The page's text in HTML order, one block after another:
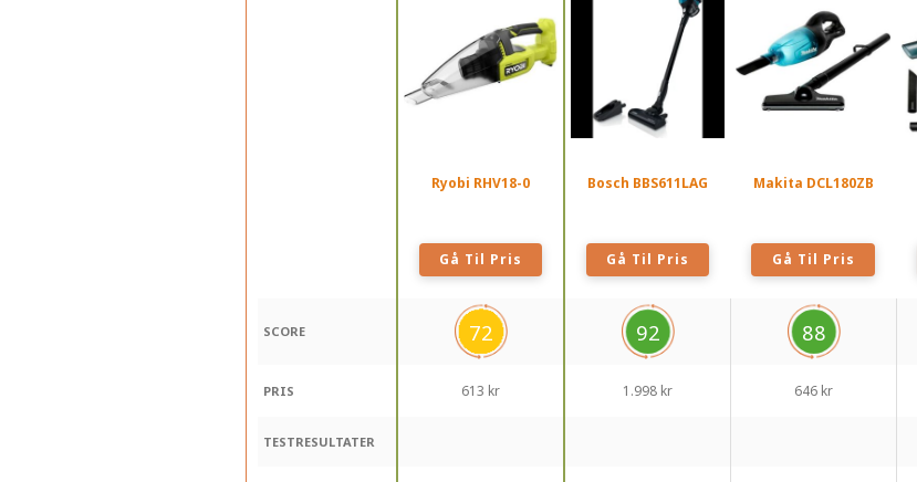
Ryobi RHV18-0
Gå Til Pris
Bosch BBS611LAG
Gå Til Pris
Makita DCL180ZB
Gå Til Pris
SCORE 72 92 88
PRIS 613 kr 1.998 kr 646 kr
TESTRESULTATER